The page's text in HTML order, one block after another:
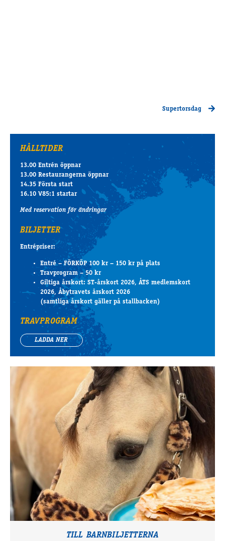
Supertorsdag
HÅLLTIDER
13.00 Entrén öppnar
13.00 Restaurangerna öppnar
14.35 Första start
16.10 V85:1 startar
Med reservation för ändringar
BILJETTER
Entrépriser:
Entré – FÖRKÖP 100 kr – 150 kr på plats
Travprogram – 50 kr
Giltiga årskort: ST-årskort 2026, ÅTS medlemskort
2026, Åbytravets årskort 2026
(samtliga årskort gäller på stallbacken)
TRAVPROGRAM
LADDA NER
TILL BARNBILJETTERNA